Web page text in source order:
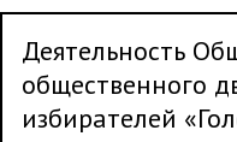
Деятельность
общественного
избирателей